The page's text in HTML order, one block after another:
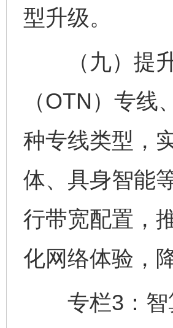
型升级。
（九）提升
（OTN）专
种专线类型，
体、具身智能
行带宽配置，
化网络体验，
专栏3：智